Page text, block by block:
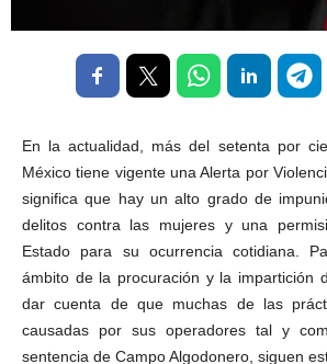
En la actualidad, más del setenta por
México tiene vigente una Alerta por
significa que hay un alto grado de
delitos contra las mujeres y una
Estado para su ocurrencia cotidiana.
ámbito de la procuración y la impartición
dar cuenta de que muchas de las
causadas por sus operadores tal y
sentencia de Campo Algodonero, siguen